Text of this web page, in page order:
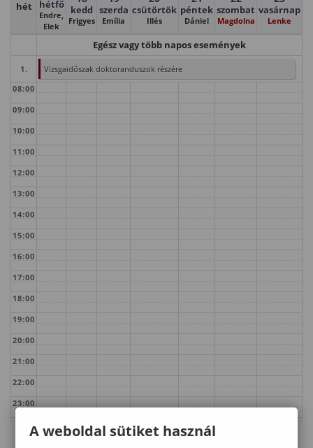
hét
hétfő
Endre,
Elek
kedd
Frigyes
szerda
Emília
csütörtök
Illés
péntek
Dániel
szombat
Magdolna
vasárnap
Lenke
Egész vagy több napos események
1.
Vizsgaidőszak doktoranduszok részére
08:00
09:00
10:00
11:00
12:00
13:00
14:00
15:00
16:00
17:00
18:00
19:00
20:00
21:00
22:00
23:00
A weboldal sütiket használ